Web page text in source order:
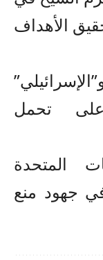
الأهداف
تحمل
المتحدة
جهود منع